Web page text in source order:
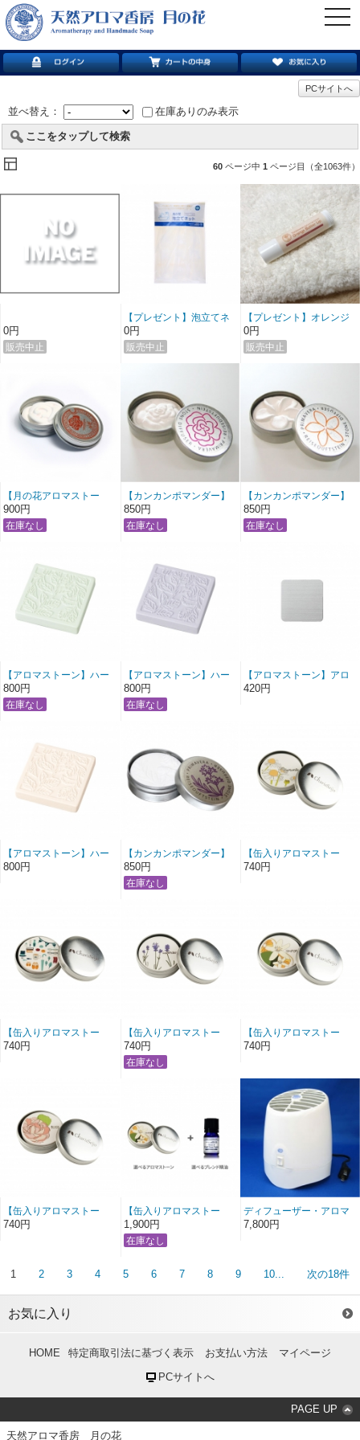
PCサイトへ
並べ替え： 在庫ありのみ表示
ここをタップして検索
60 ページ中 1 ページ目（全1063件）
0円
【プレゼント】泡立てネ
ット・ミニ石けん付き
（3000円以上お買い上げ
でプレゼント）
0円
【プレゼント】オレンジ
バターのリップクリーム
（5000円以上お買い上げ
でプレゼント）
0円
【月の花アロマストー
ン】ローズ
900円
【カンカンポマンダー】
ローズ
850円
【カンカンポマンダー】
フランジュパニ
850円
【アロマストーン】ハー
バル グリーン
800円
【アロマストーン】ハー
バル パープル
800円
【アロマストーン】アロ
マストーン用トレイ
420円
【アロマストーン】ハー
バル ホワイト
800円
【カンカンポマンダー】
ラベンダー
850円
【缶入りアロマストー
ン】カモミール
740円
【缶入りアロマストー
ン】ハウス
740円
【缶入りアロマストー
ン】ラベンダー
740円
【缶入りアロマストー
ン】オレンジ
740円
【缶入りアロマストー
ン】ローズ
740円
【缶入りアロマストー
ン】選べるブレンド精油
セット
1,900円
ディフューザー・アロマ
ストリーム [お取り寄せ商
7,800円
1 2 3 4 5 6 7 8 9 10... 次の18件
お気に入り
HOME 特定商取引法に基づく表示 お支払い方法
マイページ
PCサイトへ
PAGE UP
天然アロマ香房 月の花